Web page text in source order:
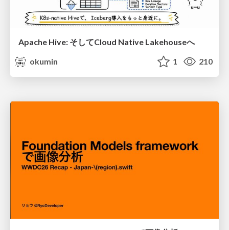
Apache Hive: そしてCloud Native Lakehouseへ
okumin
1 210